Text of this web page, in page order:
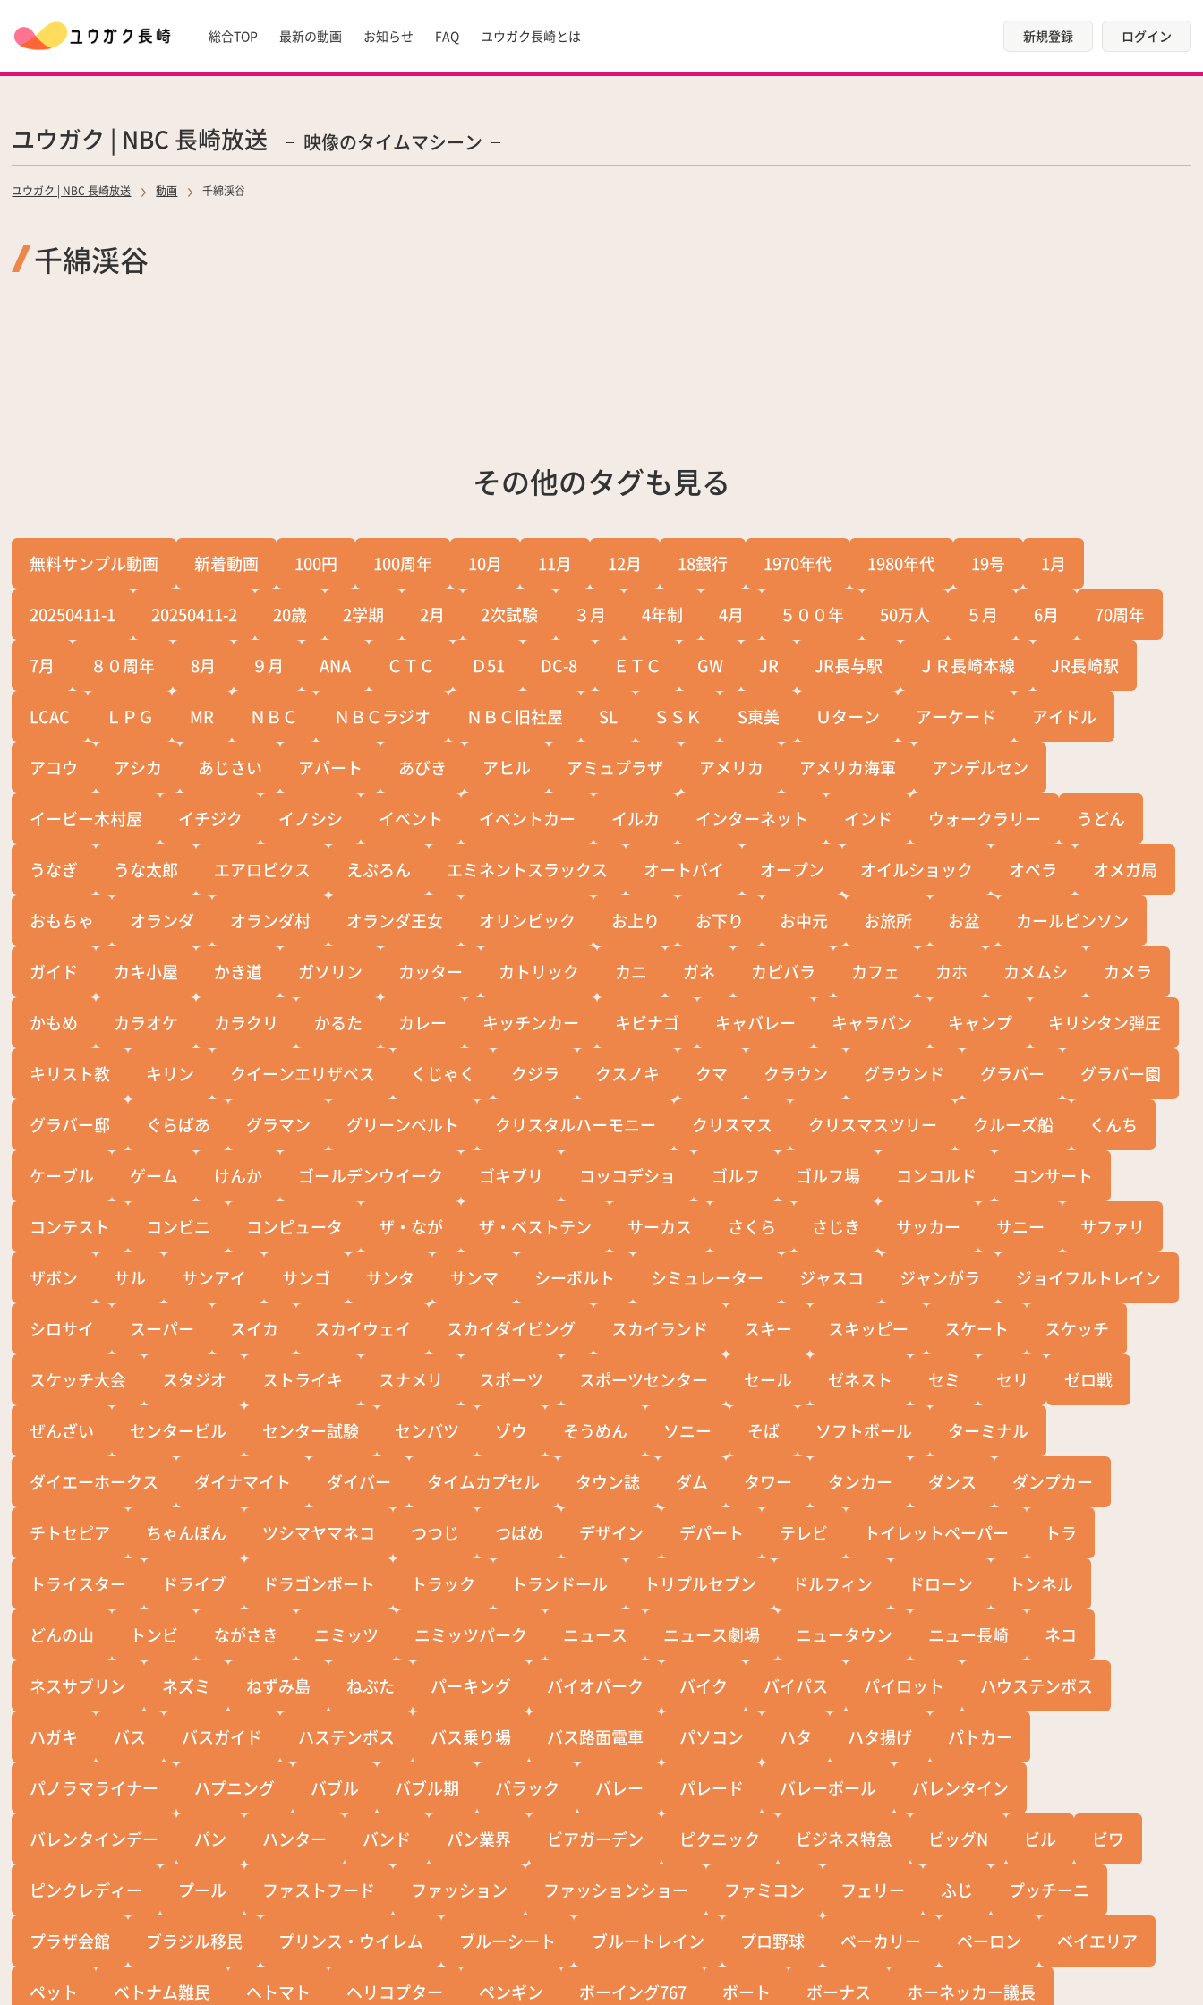
総合TOP 最新の動画 お知らせ FAQ ユウガク長崎とは 新規登録 ログイン
ユウガク | NBC 長崎放送 映像のタイムマシーン
ユウガク | NBC 長崎放送 動画 千綿渓谷
千綿渓谷
その他のタグも見る
無料サンプル動画 新着動画 100円 100周年 10月 11月 12月 18銀行 1970年代 1980年代 19号 1月
20250411-1 20250411-2 20歳 2学期 2月 2次試験 ３月 4年制 4月 ５００年 50万人 ５月 6月 70周年
7月 ８０周年 8月 ９月 ANA ＣＴＣ Ｄ51 DC-8 ＥＴＣ GW JR JR長与駅 ＪＲ長崎本線 JR長崎駅
LCAC ＬＰＧ MR ＮＢＣ ＮＢＣラジオ ＮＢＣ旧社屋 SL ＳＳＫ S東美 Ｕターン アーケード アイドル
アコウ アシカ あじさい アパート あびき アヒル アミュプラザ アメリカ アメリカ海軍 アンデルセン
イービー木村屋 イチジク イノシシ イベント イベントカー イルカ インターネット インド ウォークラリー うどん
うなぎ うな太郎 エアロビクス えぷろん エミネントスラックス オートバイ オープン オイルショック オペラ オメガ局
おもちゃ オランダ オランダ村 オランダ王女 オリンピック お上り お下り お中元 お旅所 お盆 カールビンソン
ガイド カキ小屋 かき道 ガソリン カッター カトリック カニ ガネ カピバラ カフェ カホ カメムシ カメラ
かもめ カラオケ カラクリ かるた カレー キッチンカー キビナゴ キャバレー キャラバン キャンプ キリシタン弾圧
キリスト教 キリン クイーンエリザベス くじゃく クジラ クスノキ クマ クラウン グラウンド グラバー グラバー園
グラバー邸 ぐらばあ グラマン グリーンベルト クリスタルハーモニー クリスマス クリスマスツリー クルーズ船 くんち
ケーブル ゲーム けんか ゴールデンウイーク ゴキブリ コッコデショ ゴルフ ゴルフ場 コンコルド コンサート
コンテスト コンビニ コンピュータ ザ・なが ザ・ベストテン サーカス さくら さじき サッカー サニー サファリ
ザボン サル サンアイ サンゴ サンタ サンマ シーボルト シミュレーター ジャスコ ジャンがラ ジョイフルトレイン
シロサイ スーパー スイカ スカイウェイ スカイダイビング スカイランド スキー スキッピー スケート スケッチ
スケッチ大会 スタジオ ストライキ スナメリ スポーツ スポーツセンター セール ゼネスト セミ セリ ゼロ戦
ぜんざい センタービル センター試験 センバツ ゾウ そうめん ソニー そば ソフトボール ターミナル
ダイエーホークス ダイナマイト ダイバー タイムカプセル タウン誌 ダム タワー タンカー ダンス ダンプカー
チトセピア ちゃんぽん ツシマヤマネコ つつじ つばめ デザイン デパート テレビ トイレットペーパー トラ
トライスター ドライブ ドラゴンボート トラック トランドール トリプルセブン ドルフィン ドローン トンネル
どんの山 トンビ ながさき ニミッツ ニミッツパーク ニュース ニュース劇場 ニュータウン ニュー長崎 ネコ
ネスサブリン ネズミ ねずみ島 ねぶた パーキング バイオパーク バイク バイパス パイロット ハウステンボス
ハガキ バス バスガイド ハステンボス バス乗り場 バス路面電車 パソコン ハタ ハタ揚げ パトカー
パノラマライナー ハプニング バブル バブル期 バラック バレー パレード バレーボール バレンタイン
バレンタインデー パン ハンター バンド パン業界 ビアガーデン ピクニック ビジネス特急 ビッグN ビル ビワ
ピンクレディー プール ファストフード ファッション ファッションショー ファミコン フェリー ふじ プッチーニ
プラザ会館 ブラジル移民 プリンス・ウイレム ブルーシート ブルートレイン プロ野球 ベーカリー ペーロン ベイエリア
ペット ベトナム難民 へトマト ヘリコプター ペンギン ボーイング767 ボート ボーナス ホーネッカー議長